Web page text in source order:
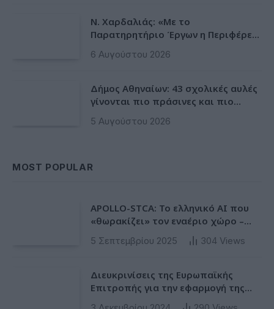
Ν. Χαρδαλιάς: «Με το
Παρατηρητήριο Έργων η Περιφέρεια
ψηφιακό εργαλείο λογοδοσίας»
6 Αυγούστου 2026
Δήμος Αθηναίων: 43 σχολικές αυλές
γίνονται πιο πράσινες και πιο
5 Αυγούστου 2026
MOST POPULAR
APOLLO-STCA: Το ελληνικό AI που
«θωρακίζει» τον εναέριο χώρο –
Φως στην έλλειψη ασφάλειας στα
αεροδρόμια
5 Σεπτεμβρίου 2025 304 Views
Διευκρινίσεις της Ευρωπαϊκής
Επιτροπής για την εφαρμογή της
Ταξινόμησης στην Ευρωπαϊκή Ενωση